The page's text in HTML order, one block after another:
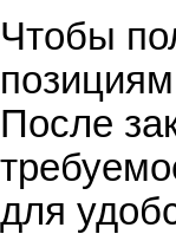
Чтобы
После
для